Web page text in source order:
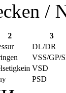
/
2 3
DL/DR
VSS/GP/
VSD
PSD